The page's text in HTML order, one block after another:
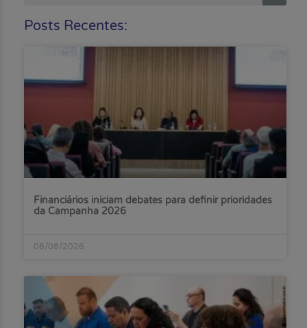
Posts Recentes:
Financiários iniciam debates para definir prioridades
da Campanha 2026
06/08/2026